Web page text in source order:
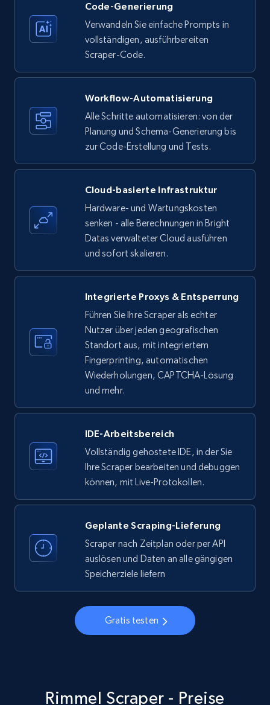
Amazon products - Collects products by
specific keywords
Title, Seller name, Brand, Description, Initial
35.2K+ 5.7K+ Gratis testen
Amazon products - find products by using
upc numbers
Title, Seller name, Brand, Description, Initial
price, Currency, Availability, Reviews count, and
LinkedIn company information
ID, Name, Country code, Locations, Followers,
Employees in linkedin, About, Specialties, and
Instagram - Profiles
Account, Fbid, ID, Followers, Posts count, Is
verified, and more.
22.3K+ 3.4K+ Gratis testen
Instagram - Profiles - Collect profile
information by user name
Code-Generierung
Verwandeln Sie einfache Prompts in
vollständigen, ausführbereiten
Scraper-Code.
Workflow-Automatisierung
Alle Schritte automatisieren: von der
Planung und Schema-Generierung bis
zur Code-Erstellung und Tests.
Cloud-basierte Infrastruktur
Hardware- und Wartungskosten
senken - alle Berechnungen in Bright
Datas verwalteter Cloud ausführen
und sofort skalieren.
Integrierte Proxys & Entsperrung
Führen Sie Ihre Scraper als echter
Nutzer über jeden geografischen
Standort aus, mit integriertem
Fingerprinting, automatischen
Wiederholungen, CAPTCHA-Lösung
und mehr.
IDE-Arbeitsbereich
Vollständig gehostete IDE, in der Sie
Ihre Scraper bearbeiten und debuggen
können, mit Live-Protokollen.
Geplante Scraping-Lieferung
Scraper nach Zeitplan oder per API
auslösen und Daten an alle gängigen
Speicherziele liefern
Gratis testen
Rimmel Scraper - Preise